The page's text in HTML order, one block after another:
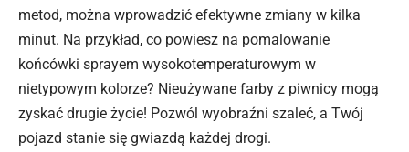
metod, można wprowadzić efektywne zmiany w kilka
minut. Na przykład, co powiesz na pomalowanie
końcówki sprayem wysokotemperaturowym w
nietypowym kolorze? Nieużywane farby z piwnicy mogą
zyskać drugie życie! Pozwól wyobraźni szaleć, a Twój
pojazd stanie się gwiazdą każdej drogi.